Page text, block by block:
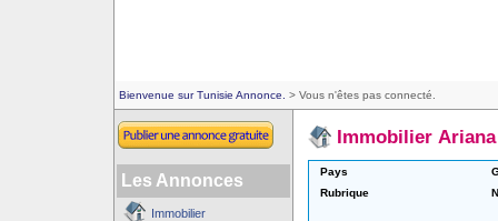
Bienvenue sur Tunisie Annonce. > Vous n'êtes pas connecté.
Les Annonces
Immobilier
Immobilier Ariana
Pays
Rubrique